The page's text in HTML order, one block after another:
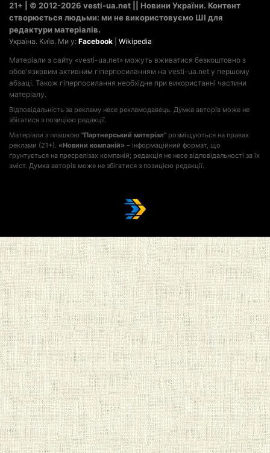
21+ | © 2012-2026 vesti-ua.net || Новини України. Контент
створюється людьми: ми не використовуємо ШІ для
редактури матеріалів.
Україна. Київ. Ми у: Facebook Wikipedia
Матеріали з сайту «vesti-ua.net» можуть вживатися безкоштовно з
обов'язковим активним гіперпосиланням на vesti-ua.net у першому
абзаці. Також гіперпосилання необхідне при використанні частини
матеріалу.
Відповідальність за рекламу несе рекламодавець. Думка авторів може не
збігатися з позицією редакції.
Матеріали з плашкою "Партнерський матеріал" розміщуються на правах
реклами (21+). «Новини компаній» – інформаційний формат, що
ґрунтується на пресрелізах компаній; редакція не несе відповідальності за їх
зміст. Думка авторів може не збігатися з позицією редакції.